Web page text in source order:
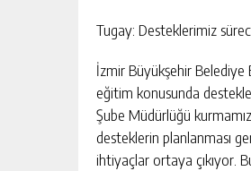
Tugay: Desteklerimiz
İzmir Büyükşehir Belediye
eğitim konusunda
Şube Müdürlüğü
desteklerin planlanması
ihtiyaçlar ortaya çıkıyor.